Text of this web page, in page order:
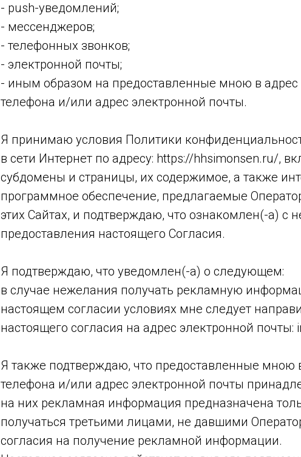
- push-уведомлений;
- мессенджеров;
- телефонных звонков;
- электронной почты;
- иным образом на предоставленные мною в адрес
телефона и/или адрес электронной почты.
Я принимаю условия Политики
в сети Интернет по адресу: https://hhsimonsen.ru/,
субдомены и страницы, их содержимое, а также
программное обеспечение, предлагаемые
этих Сайтах, и подтверждаю, что ознакомлен(-а) с
предоставления настоящего Согласия.
Я подтверждаю, что уведомлен(-а) о следующем:
в случае нежелания получать рекламную
настоящем согласии условиях мне следует
настоящего согласия на адрес электронной почты:
Я также подтверждаю, что предоставленные мною
телефона и/или адрес электронной почты
на них рекламная информация предназначена
получаться третьими лицами, не давшими
согласия на получение рекламной информации.